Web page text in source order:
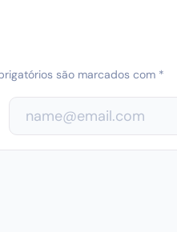
são marcados com *